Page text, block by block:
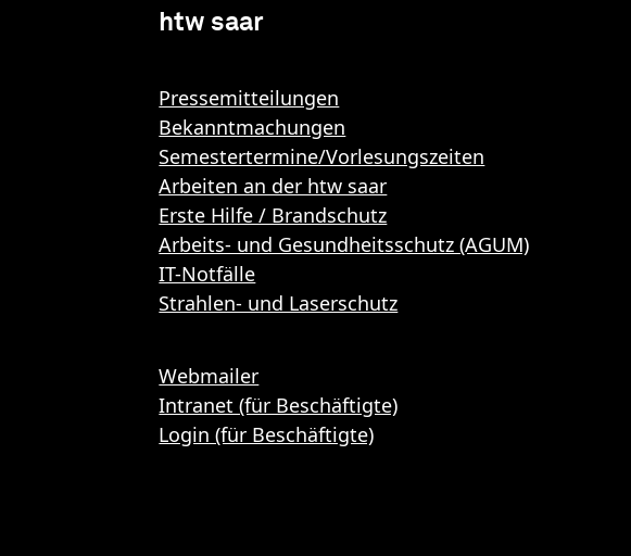
htw saar
Pressemitteilungen
Bekanntmachungen
Semestertermine/Vorlesungszeiten
Arbeiten an der htw saar
Erste Hilfe / Brandschutz
Arbeits- und Gesundheitsschutz (AGUM)
IT-Notfälle
Strahlen- und Laserschutz
Webmailer
Intranet (für Beschäftigte)
Login (für Beschäftigte)